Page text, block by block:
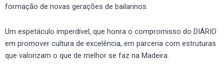
formação de novas gerações de bailarinos.
Um espetáculo imperdível, que honra o compromisso do DIÁRIO
em promover cultura de excelência, em parceria com estruturas
que valorizam o que de melhor se faz na Madeira.